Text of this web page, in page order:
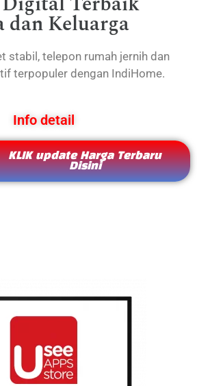
Keluarga
stabil, telepon rumah jernih dan
terpopuler dengan IndiHome.
Info detail
KLIK update Harga Terbaru
Disini